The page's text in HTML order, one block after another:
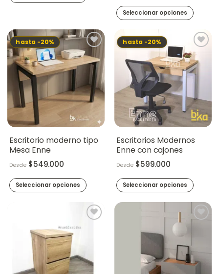
Seleccionar opciones
producto
tiene
variantes.
opciones
pueden
elegir
en
la
página
producto
hasta -20%
Escritorio moderno tipo
Mesa Enne
Desde $549.000
Seleccionar opciones
múltiples
variantes.
opciones
hasta -20%
Escritorios Modernos
Enne con cajones
Desde $599.000
Seleccionar opciones
producto
opciones